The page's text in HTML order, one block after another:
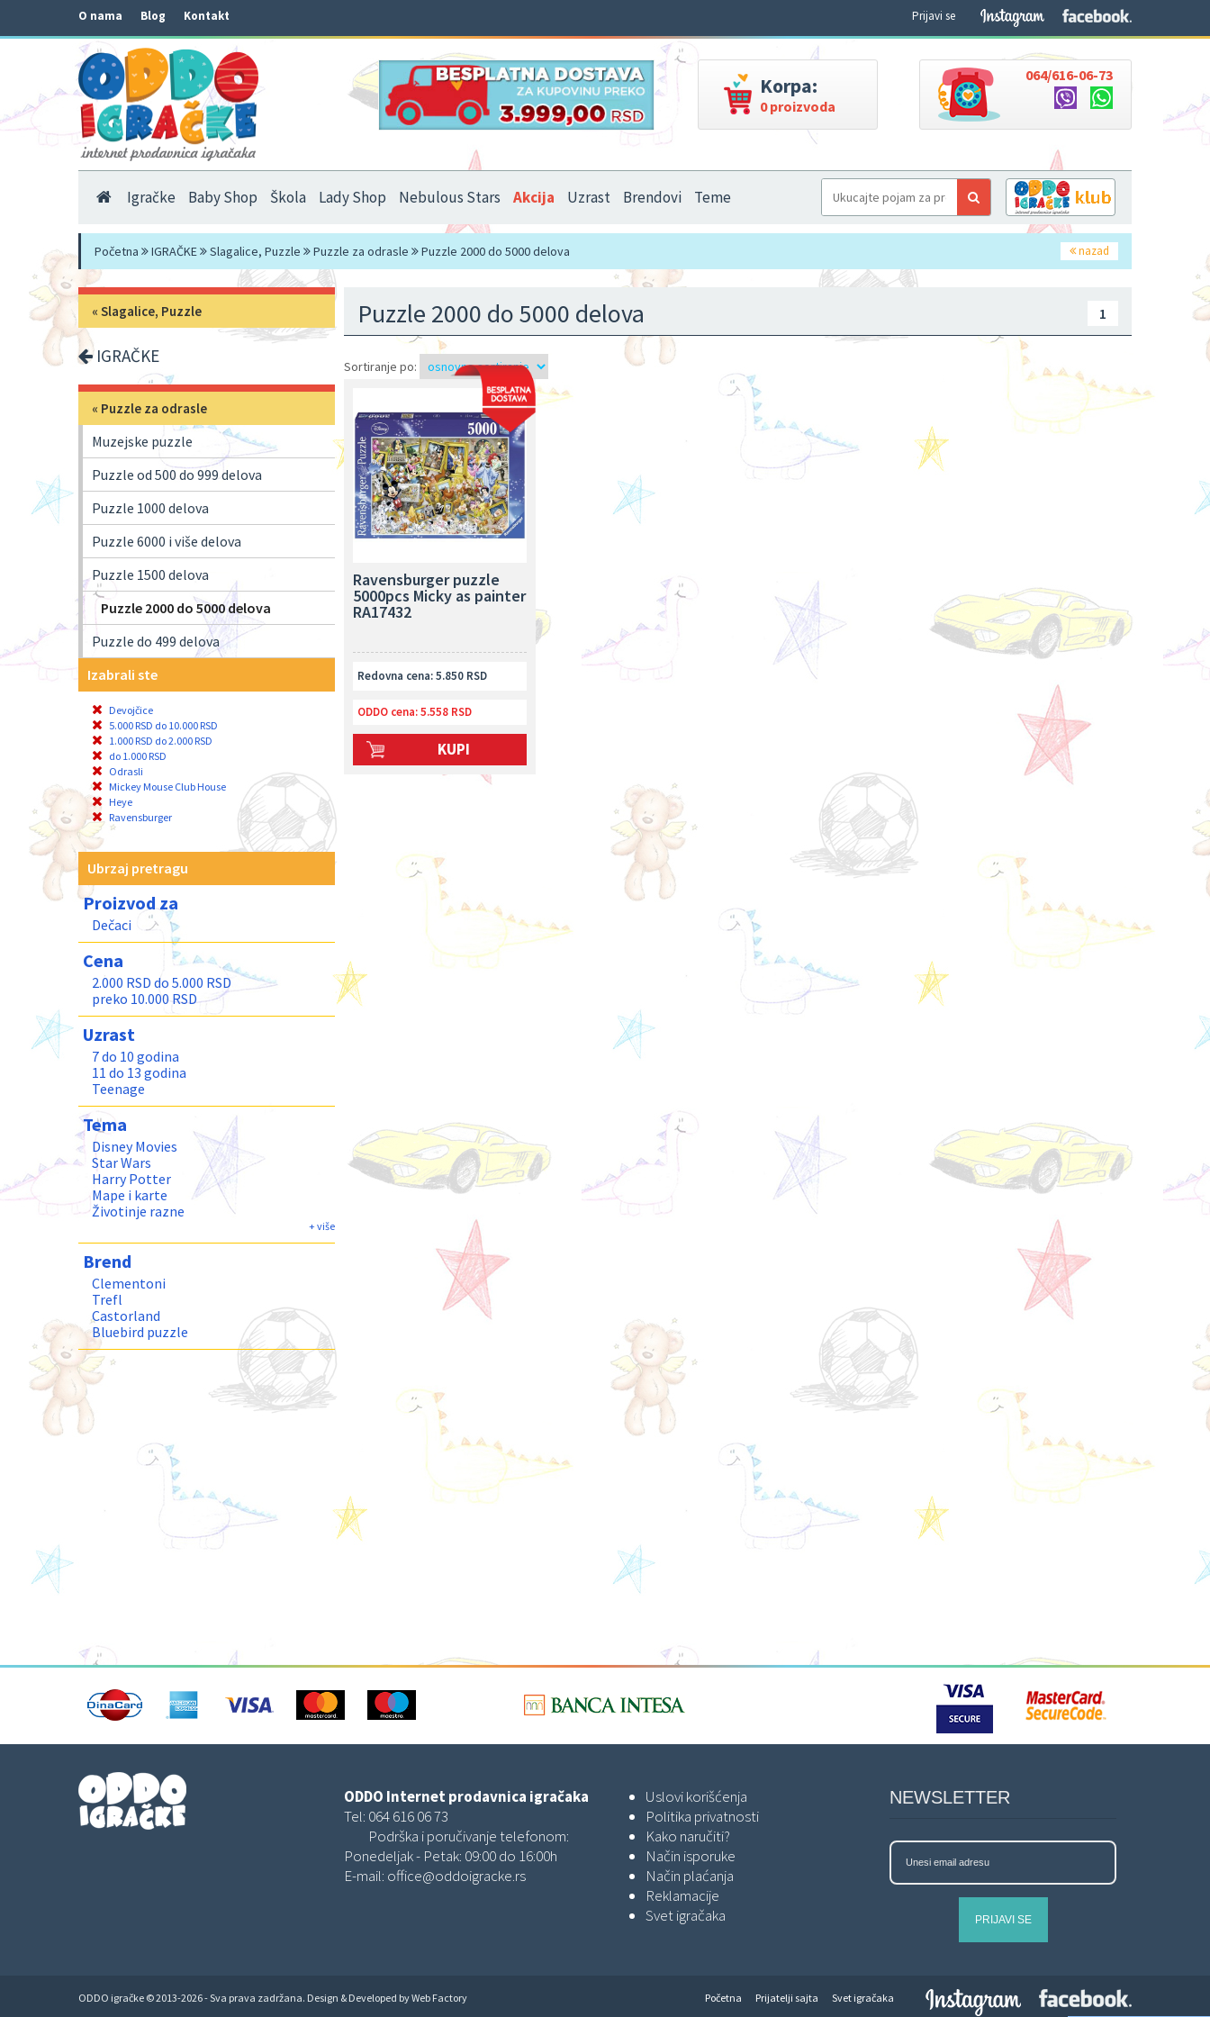
O nama Blog Kontakt Prijavi se
Korpa:
0 proizvoda
064/616-06-73
Igračke Baby Shop Škola Lady Shop Nebulous Stars Akcija Uzrast Brendovi Teme
Početna IGRAČKE Slagalice, Puzzle Puzzle za odrasle Puzzle 2000 do 5000 delova nazad
« Slagalice, Puzzle
IGRAČKE
« Puzzle za odrasle
Muzejske puzzle
Puzzle od 500 do 999 delova
Puzzle 1000 delova
Puzzle 6000 i više delova
Puzzle 1500 delova
Puzzle 2000 do 5000 delova
Puzzle do 499 delova
Izabrali ste
Devojčice
5.000 RSD do 10.000 RSD
1.000 RSD do 2.000 RSD
do 1.000 RSD
Odrasli
Mickey Mouse Club House
Heye
Ravensburger
Ubrzaj pretragu
Proizvod za
Dečaci
Cena
2.000 RSD do 5.000 RSD
preko 10.000 RSD
Uzrast
7 do 10 godina
11 do 13 godina
Teenage
Tema
Disney Movies
Star Wars
Harry Potter
Mape i karte
Životinje razne
Fantastika
Gradovi i Gradjevine
Priroda i Pejzaži
+ više
Brend
Clementoni
Trefl
Castorland
Bluebird puzzle
Puzzle 2000 do 5000 delova 1
Sortiranje po:
Ravensburger puzzle
5000pcs Micky as painter
RA17432
Redovna cena: 5.850 RSD
ODDO cena:5.558 RSD
KUPI
ODDO Internet prodavnica igračaka
Tel: 064 616 06 73
Podrška i poručivanje telefonom:
Ponedeljak - Petak: 09:00 do 16:00h
E-mail: office@oddoigracke.rs
Uslovi korišćenja
Politika privatnosti
Kako naručiti?
Način isporuke
Način plaćanja
Reklamacije
Svet igračaka
NEWSLETTER
PRIJAVI SE
ODDO igračke © 2013-2026 - Sva prava zadržana. Design & Developed byWeb Factory Početna Prijatelji sajta Svet igračaka